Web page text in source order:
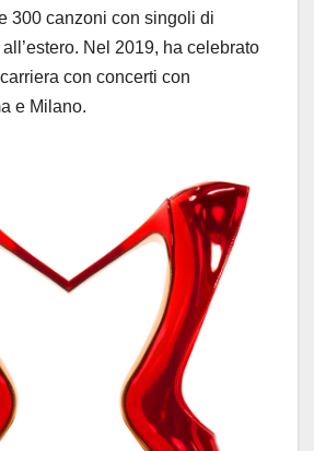
300 canzoni con singoli di
Nel 2019, ha celebrato
con concerti con
e Milano.